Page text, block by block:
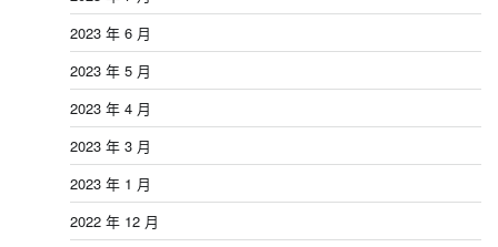
2023 年 6 月
2023 年 5 月
2023 年 4 月
2023 年 3 月
2023 年 1 月
2022 年 12 月